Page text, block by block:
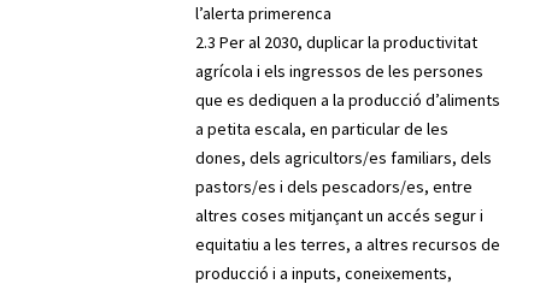
l’alerta primerenca
2.3 Per al 2030, duplicar la productivitat
agrícola i els ingressos de les persones
que es dediquen a la producció d’aliments
a petita escala, en particular de les
dones, dels agricultors/es familiars, dels
pastors/es i dels pescadors/es, entre
altres coses mitjançant un accés segur i
equitatiu a les terres, a altres recursos de
producció i a inputs, coneixements,